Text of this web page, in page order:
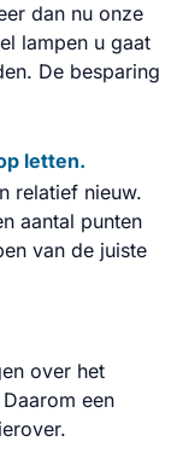
dan nu onze
lampen u gaat
De besparing
letten.
relatief nieuw.
aantal punten
van de juiste
over het
een